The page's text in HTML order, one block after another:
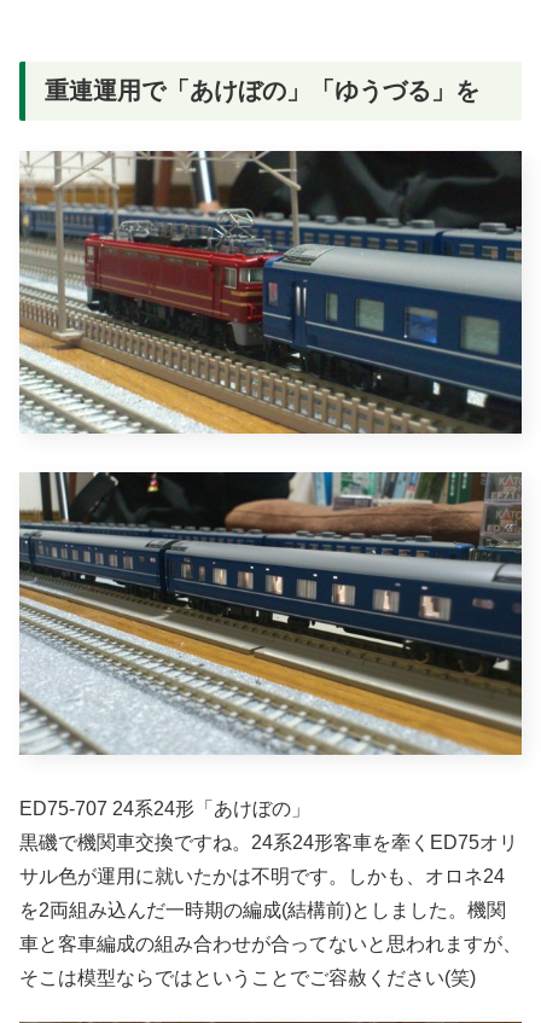
重連運用で「あけぼの」「ゆうづる」を
ED75-707 24系24形「あけぼの」
黒磯で機関車交換ですね。24系24形客車を牽くED75オリ
サル色が運用に就いたかは不明です。しかも、オロネ24
を2両組み込んだ一時期の編成(結構前)としました。機関
車と客車編成の組み合わせが合ってないと思われますが、
そこは模型ならではということでご容赦ください(笑)